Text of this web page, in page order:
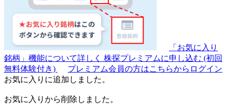
「お気に入り
銘柄」機能について詳しく 株探プレミアムに申し込む (初回
無料体験付き)
プレミアム会員の方はこちらからログイン
お気に入りに追加しました。
お気に入りから削除しました。